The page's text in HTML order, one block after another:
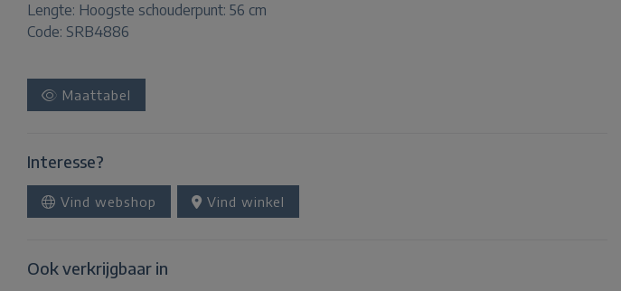
Lengte: Hoogste schouderpunt: 56 cm
Code: SRB4886
Maattabel
Interesse?
Vind webshop Vind winkel
Ook verkrijgbaar in